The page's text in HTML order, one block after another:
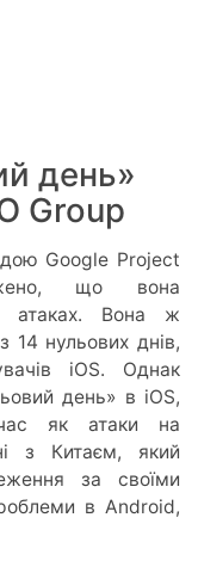
день»
Group
Google Project
що вона
атаках. Вона ж
14 нульових днів,
iOS. Однак
день» в iOS,
як атаки на
з Китаєм, який
за своїми
в Android,